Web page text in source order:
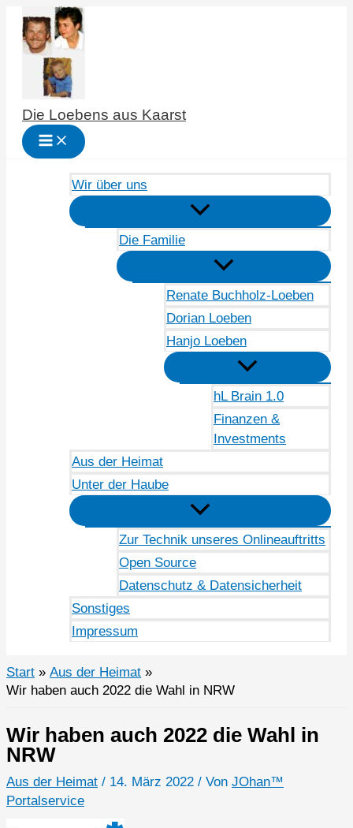
Zum
Inhalt
springen
Die Loebens aus Kaarst
Wir über uns
Die Familie
Renate Buchholz-Loeben
Dorian Loeben
Hanjo Loeben
hL Brain 1.0
Finanzen &
Investments
Aus der Heimat
Unter der Haube
Zur Technik unseres Onlineauftritts
Open Source
Datenschutz & Datensicherheit
Sonstiges
Impressum
Start
Aus der Heimat
Wir haben auch 2022 die Wahl in NRW
Wir haben auch 2022 die Wahl in
NRW
Aus der Heimat / 14. März 2022 / Von JOhan™
Portalservice